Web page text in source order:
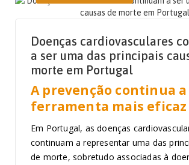
Doenças cardiovasculares
a ser uma das principais
morte em Portugal
A prevenção continua a
ferramenta mais eficaz
Em Portugal, as doenças
continuam a representar uma das
de morte, sobretudo associadas à